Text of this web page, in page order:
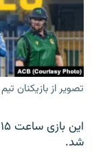
تصویر از بازیکنان
شد.